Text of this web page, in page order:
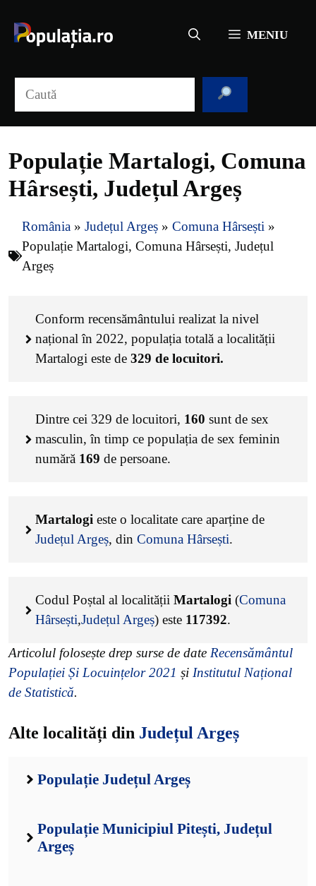
conținut
MENIU
Populație Martalogi, Comuna
Hârsești, Județul Argeș
România » Județul Argeș » Comuna Hârsești »
Populație Martalogi, Comuna Hârsești, Județul
Argeș
Conform recensământului realizat la nivel
național în 2022, populația totală a localității
Martalogi este de 329 de locuitori.
Dintre cei 329 de locuitori, 160 sunt de sex
masculin, în timp ce populația de sex feminin
numără 169 de persoane.
Martalogi este o localitate care aparține de
Județul Argeș, din Comuna Hârsești.
Codul Poștal al localității Martalogi (Comuna
Hârsești,Județul Argeș) este 117392.
Articolul folosește drep surse de date Recensământul
Populației Și Locuințelor 2021 și Institutul Național
de Statistică.
Alte localități din Județul Argeș
Populație Județul Argeș
Populație Municipiul Pitești, Județul
Argeș